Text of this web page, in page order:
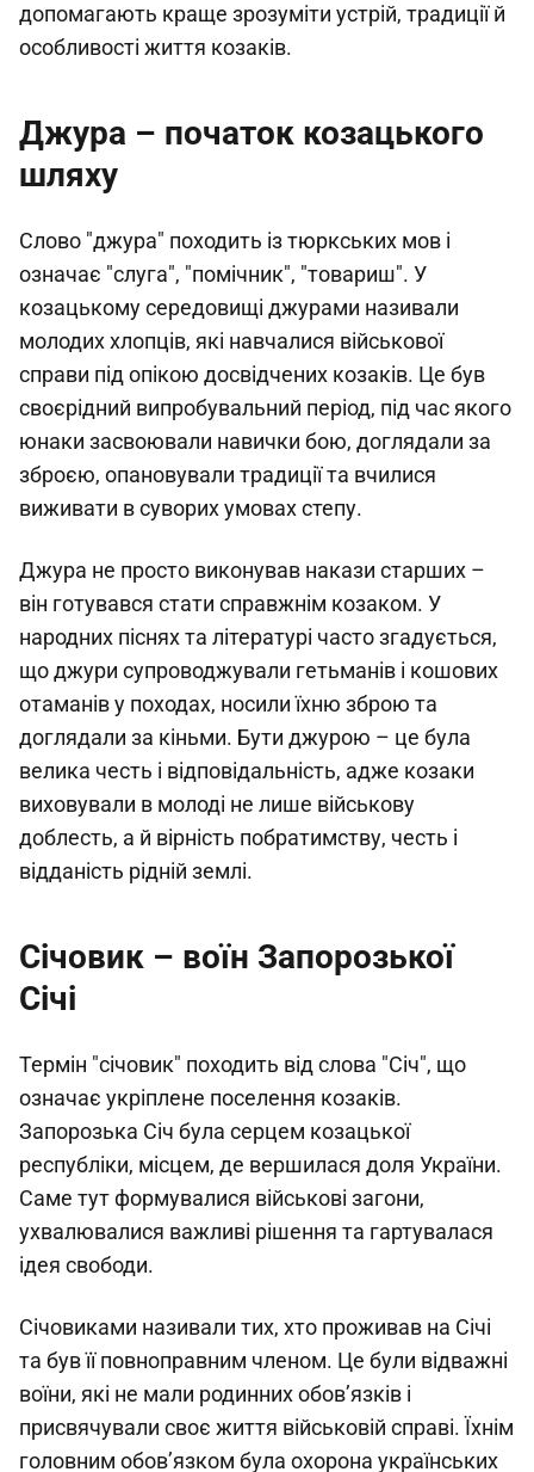
допомагають краще зрозуміти устрій, традиції й
особливості життя козаків.
Джура – початок козацького
шляху
Слово "джура" походить із тюркських мов і
означає "слуга", "помічник", "товариш". У
козацькому середовищі джурами називали
молодих хлопців, які навчалися військової
справи під опікою досвідчених козаків. Це був
своєрідний випробувальний період, під час якого
юнаки засвоювали навички бою, доглядали за
зброєю, опановували традиції та вчилися
виживати в суворих умовах степу.
Джура не просто виконував накази старших –
він готувався стати справжнім козаком. У
народних піснях та літературі часто згадується,
що джури супроводжували гетьманів і кошових
отаманів у походах, носили їхню зброю та
доглядали за кіньми. Бути джурою – це була
велика честь і відповідальність, адже козаки
виховували в молоді не лише військову
доблесть, а й вірність побратимству, честь і
відданість рідній землі.
Січовик – воїн Запорозької
Січі
Термін "січовик" походить від слова "Січ", що
означає укріплене поселення козаків.
Запорозька Січ була серцем козацької
республіки, місцем, де вершилася доля України.
Саме тут формувалися військові загони,
ухвалювалися важливі рішення та гартувалася
ідея свободи.
Січовиками називали тих, хто проживав на Січі
та був її повноправним членом. Це були відважні
воїни, які не мали родинних обов’язків і
присвячували своє життя військовій справі. Їхнім
головним обов’язком була охорона українських